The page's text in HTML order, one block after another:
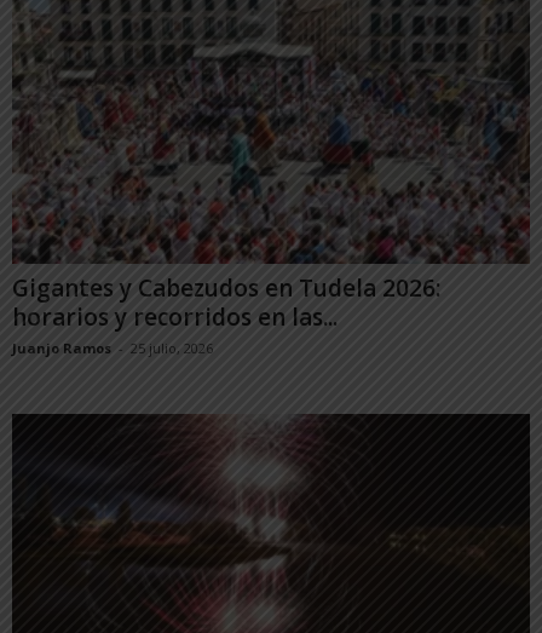
Gigantes y Cabezudos en Tudela 2026:
horarios y recorridos en las...
Juanjo Ramos - 25 julio, 2026